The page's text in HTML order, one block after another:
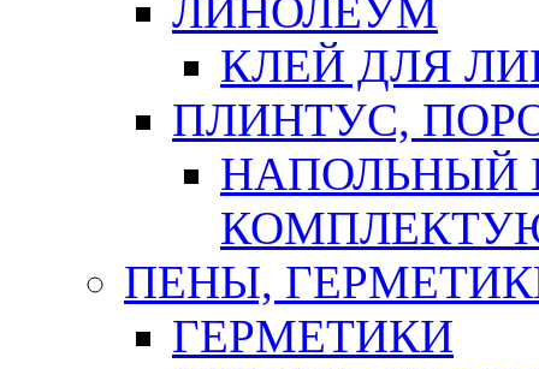
ЛИНОЛЕУМ
КЛЕЙ ДЛЯ
ПЛИНТУС,
НАПОЛЬНЫЙ
ПЕНЫ,
ГЕРМЕТИКИ